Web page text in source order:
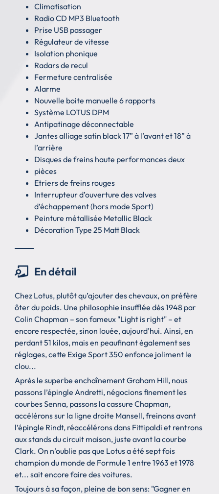
Climatisation
Radio CD MP3 Bluetooth
Prise USB passager
Régulateur de vitesse
Isolation phonique
Radars de recul
Fermeture centralisée
Alarme
Nouvelle boite manuelle 6 rapports
Système LOTUS DPM
Antipatinage déconnectable
Jantes alliage satin black 17” à l’avant et 18” à
l’arrière
Disques de freins haute performances deux
pièces
Etriers de freins rouges
Interrupteur d’ouverture des valves
d’échappement (hors mode Sport)
Peinture métallisée Metallic Black
Décoration Type 25 Matt Black
En détail
Chez Lotus, plutôt qu’ajouter des chevaux, on préfère
ôter du poids. Une philosophie insufflée dès 1948 par
Colin Chapman – son fameux "Light is right" – et
encore respectée, sinon louée, aujourd’hui. Ainsi, en
perdant 51 kilos, mais en peaufinant également ses
réglages, cette Exige Sport 350 enfonce joliment le
clou...
Après le superbe enchaînement Graham Hill, nous
passons l’épingle Andretti, négocions finement les
courbes Senna, passons la cassure Chapman,
accélérons sur la ligne droite Mansell, freinons avant
l’épingle Rindt, réaccélérons dans Fittipaldi et rentrons
aux stands du circuit maison, juste avant la courbe
Clark. On n’oublie pas que Lotus a été sept fois
champion du monde de Formule 1 entre 1963 et 1978
et... sait encore faire des voitures.
Toujours à sa façon, pleine de bon sens: "Gagner en